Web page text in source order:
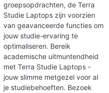
groepsopdrachten, de Terra
Studie Laptops zijn voorzien
van geavanceerde functies om
jouw studie-ervaring te
optimaliseren. Bereik
academische uitmuntendheid
met Terra Studie Laptops -
jouw slimme metgezel voor al
je studiebehoeften. Bezoek